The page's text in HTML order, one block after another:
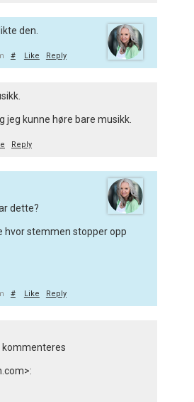
den.
# Like Reply
jeg kunne høre bare musikk.
Reply
dette?
hvor stemmen stopper opp
# Like Reply
kommenteres